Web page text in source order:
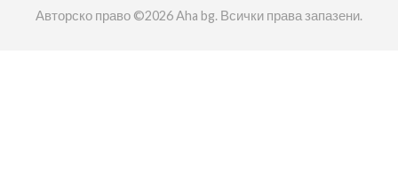
Авторско право ©2026 Aha bg. Всички права запазени.